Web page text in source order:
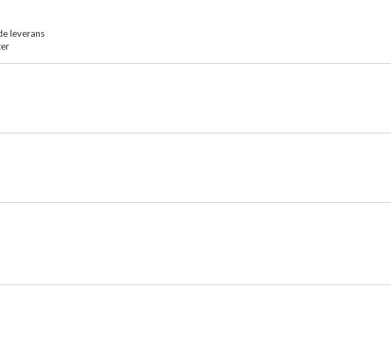
leverans